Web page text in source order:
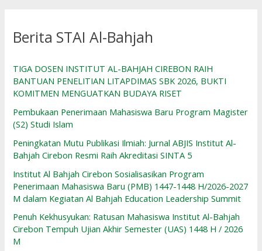
Berita STAI Al-Bahjah
TIGA DOSEN INSTITUT AL-BAHJAH CIREBON RAIH
BANTUAN PENELITIAN LITAPDIMAS SBK 2026, BUKTI
KOMITMEN MENGUATKAN BUDAYA RISET
Pembukaan Penerimaan Mahasiswa Baru Program Magister
(S2) Studi Islam
Peningkatan Mutu Publikasi Ilmiah: Jurnal ABJIS Institut Al-
Bahjah Cirebon Resmi Raih Akreditasi SINTA 5
Institut Al Bahjah Cirebon Sosialisasikan Program
Penerimaan Mahasiswa Baru (PMB) 1447-1448 H/2026-2027
M dalam Kegiatan Al Bahjah Education Leadership Summit
Penuh Kekhusyukan: Ratusan Mahasiswa Institut Al-Bahjah
Cirebon Tempuh Ujian Akhir Semester (UAS) 1448 H / 2026
M